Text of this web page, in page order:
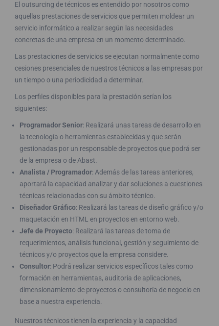
El outsurcing de técnicos es entendido por nosotros como
aquellas prestaciones de servicios que permiten moldear un
servicio informático a realizar según las necesidades
concretas de una empresa en un momento determinado.
Las prestaciones de servicios se ejecutan normalmente como
cesiones presenciales de nuestros técnicos a las empresas por
un tiempo o una periodicidad a determinar.
Los perfiles disponibles para la prestación serían los
siguientes:
Programador Senior: Realizará unas tareas de desarrollo en
la tecnología o herramientas establecidas y que serán
gestionadas por un responsable de proyectos que podrá ser
de la empresa o de Abast.
Analista / Programador: Además de las tareas anteriores,
aportará la capacidad analizar y dar soluciones a cuestiones
técnicas relacionadas con su ámbito técnico.
Diseñador Gráfico: Realizará las tareas de diseño gráfico y/o
maquetación en HTML en proyectos en entorno web.
Jefe de Proyecto: Realizará las tareas de toma de
requerimientos, análisis funcional, gestión y seguimiento de
técnicos y/o proyectos que la empresa considere.
Consultor: Podrá realizar servicios específicos tales como
formación en herramientas, auditoria de aplicaciones,
dimensionamiento de proyectos o consultoría de negocio en
base a nuestra experiencia.
Nuestros técnicos tienen la experiencia y la capacidad